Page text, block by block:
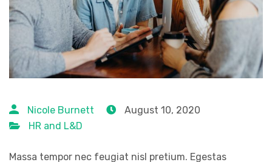
Nicole Burnett
August 10, 2020
HR and L&D
Massa tempor nec feugiat nisl pretium. Egestas